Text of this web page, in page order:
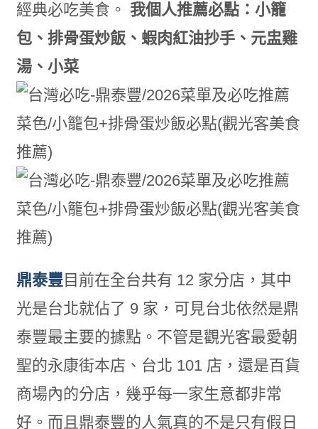
經典必吃美食。 我個人推薦必點：小籠
包、排骨蛋炒飯、蝦肉紅油抄手、元盅雞
湯、小菜
鼎泰豐目前在全台共有 12 家分店，其中
光是台北就佔了 9 家，可見台北依然是鼎
泰豐最主要的據點。不管是觀光客最愛朝
聖的永康街本店、台北 101 店，還是百貨
商場內的分店，幾乎每一家生意都非常
好。而且鼎泰豐的人氣真的不是只有假日